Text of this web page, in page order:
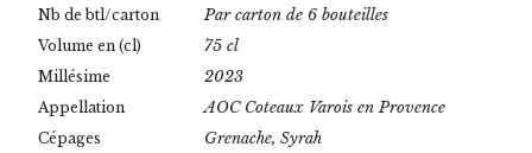
Nb de btl/carton Par carton de 6 bouteilles
Volume en (cl) 75 cl
Millésime 2023
Appellation AOC Coteaux Varois en Provence
Cépages Grenache, Syrah